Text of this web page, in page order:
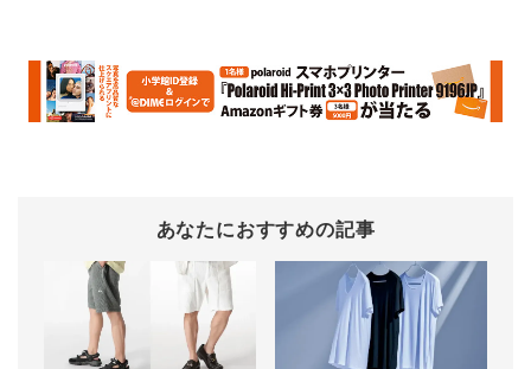
あなたにおすすめの記事